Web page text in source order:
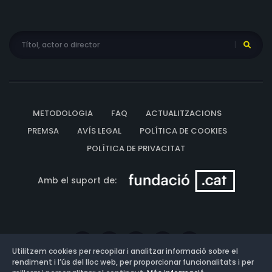
METODOLOGIA FAQ
ACTUALITZACIONS
PREMSA
AVÍS LEGAL
POLÍTICA DE COOKIES
POLÍTICA DE PRIVACITAT
Amb el suport de:
Utilitzem cookies per recopilar i analitzar informació sobre el
rendiment i l’ús del lloc web, per proporcionar funcionalitats i per